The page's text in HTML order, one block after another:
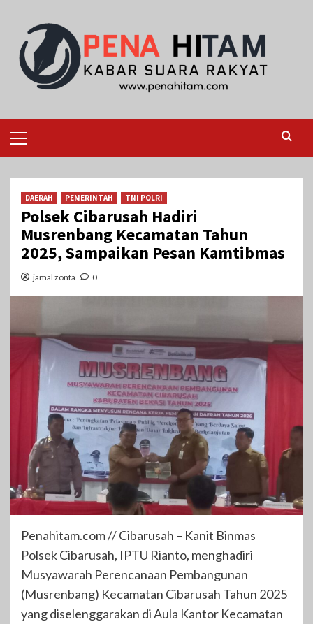
content
Menu
DAERAH PEMERINTAH TNI POLRI
Polsek Cibarusah Hadiri
Musrenbang Kecamatan Tahun
2025, Sampaikan Pesan Kamtibmas
jamal zonta 0
Penahitam.com // Cibarusah – Kanit Binmas
Polsek Cibarusah, IPTU Rianto, menghadiri
Musyawarah Perencanaan Pembangunan
(Musrenbang) Kecamatan Cibarusah Tahun 2025
yang diselenggarakan di Aula Kantor Kecamatan